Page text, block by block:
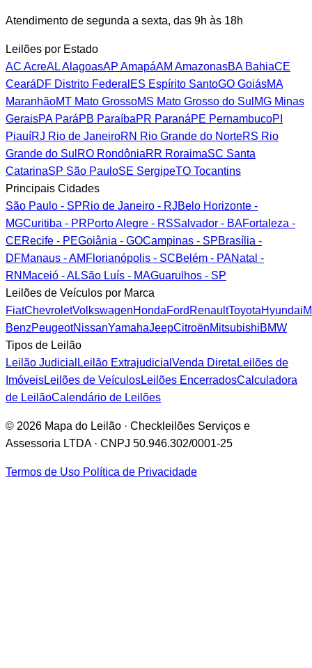
Atendimento de segunda a sexta, das 9h às 18h
Leilões por Estado
AC AcreALAlagoasAP AmapáAM AmazonasBABahiaCE
CearáDF Distrito Federal ES Espírito SantoGO GoiásMA
MaranhãoMT Mato GrossoMS Mato Grosso do Sul MG Minas
GeraisPAParáPB ParaíbaPR ParanáPE PernambucoPI
PiauíRJ Rio de JaneiroRN Rio Grande do NorteRS Rio
Grande do Sul RO RondôniaRR RoraimaSC Santa
CatarinaSP São PauloSE SergipeTO Tocantins
Principais Cidades
São Paulo - SPRio de Janeiro - RJBelo Horizonte -
MGCuritiba - PRPorto Alegre - RSSalvador - BAFortaleza -
CERecife - PEGoiânia - GOCampinas - SPBrasília -
DFManaus - AM Florianópolis - SCBelém - PANatal -
RN Maceió - ALSão Luís - MAGuarulhos - SP
Leilões de Veículos por Marca
FiatChevroletVolkswagenHondaFord RenaultToyotaHyundai
BenzPeugeotNissanYamahaJeepCitroënMitsubishiBMW
Tipos de Leilão
Leilão Judicial Leilão Extrajudicial Venda Direta Leilões de
ImóveisLeilões de VeículosLeilões EncerradosCalculadora
de LeilãoCalendário de Leilões
© 2026 Mapa do Leilão · Checkleilões Serviços e
Assessoria LTDA · CNPJ 50.946.302/0001-25
Termos de Uso Política de Privacidade